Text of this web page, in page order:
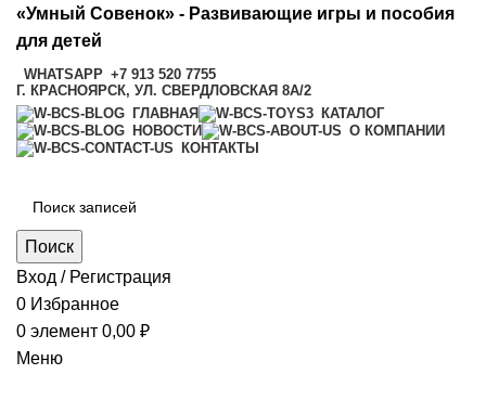
«Умный Совенок» - Развивающие игры и пособия
для детей
WHATSAPP +7 913 520 7755
Г. КРАСНОЯРСК, УЛ. СВЕРДЛОВСКАЯ 8А/2
ГЛАВНАЯ
КАТАЛОГ
НОВОСТИ
О КОМПАНИИ
КОНТАКТЫ
Поиск
Вход / Регистрация
0 Избранное
0 элемент 0,00 ₽
Меню